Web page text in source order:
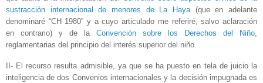
sustracción internacional de menores de La Haya(que en adelante
denominaré “CH 1980” y a cuyo articulado me referiré, salvo aclaración
en contrario) y de la Convención sobre los Derechos del Niño,
reglamentarias del principio del interés superior del niño.
II- El recurso resulta admisible, ya que se ha puesto en tela de juicio la
inteligencia de dos Convenios internacionales y la decisión impugnada es